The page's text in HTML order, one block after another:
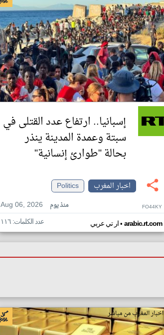
إسبانيا.. ارتفاع عدد القتلى في
سبتة وعمدة المدينة ينذر
بحالة "طوارئ إنسانية"
اخبار المغرب
Politics
Aug 06, 2026
منذ يوم FO44KY
ار تي عربي• arabic.rt.com عدد الكلمات: ١١٦
اخبار المغرب من مباشر